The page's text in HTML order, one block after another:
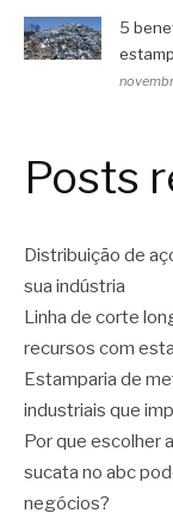
5
Posts
Distribuição de
sua indústria
Linha de corte
recursos com
Estamparia de
industriais que
Por que escolher
sucata no abc
negócios?